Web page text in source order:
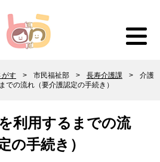
がす > 市民福祉部 > 長寿介護課 >
介護
での流れ（要介護認定の手続き）
利用するまでの流
の手続き）